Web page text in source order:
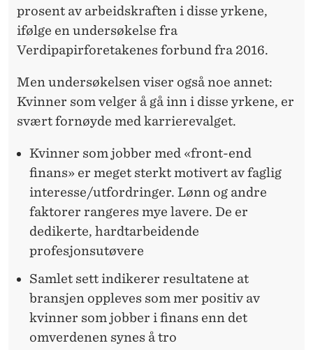
prosent av arbeidskraften i disse yrkene,
ifølge en undersøkelse fra
Verdipapirforetakenes forbund fra 2016.
Men undersøkelsen viser også noe annet:
Kvinner som velger å gå inn i disse yrkene, er
svært fornøyde med karrierevalget.
Kvinner som jobber med «front-end
finans» er meget sterkt motivert av faglig
interesse/utfordringer. Lønn og andre
faktorer rangeres mye lavere. De er
dedikerte, hardtarbeidende
profesjonsutøvere
Samlet sett indikerer resultatene at
bransjen oppleves som mer positiv av
kvinner som jobber i finans enn det
omverdenen synes å tro